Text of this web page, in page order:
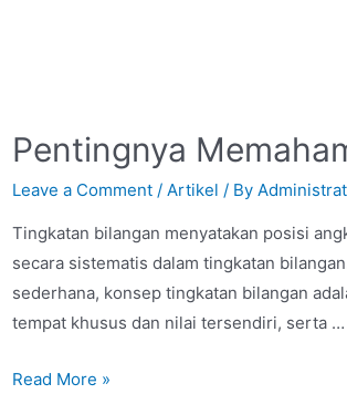
Pentingnya
Leave a Comment /Artikel / By
Tingkatan bilangan menyatakan posisi
secara sistematis dalam tingkatan
sederhana, konsep tingkatan bilangan
tempat khusus dan nilai tersendiri, serta …
Read More »